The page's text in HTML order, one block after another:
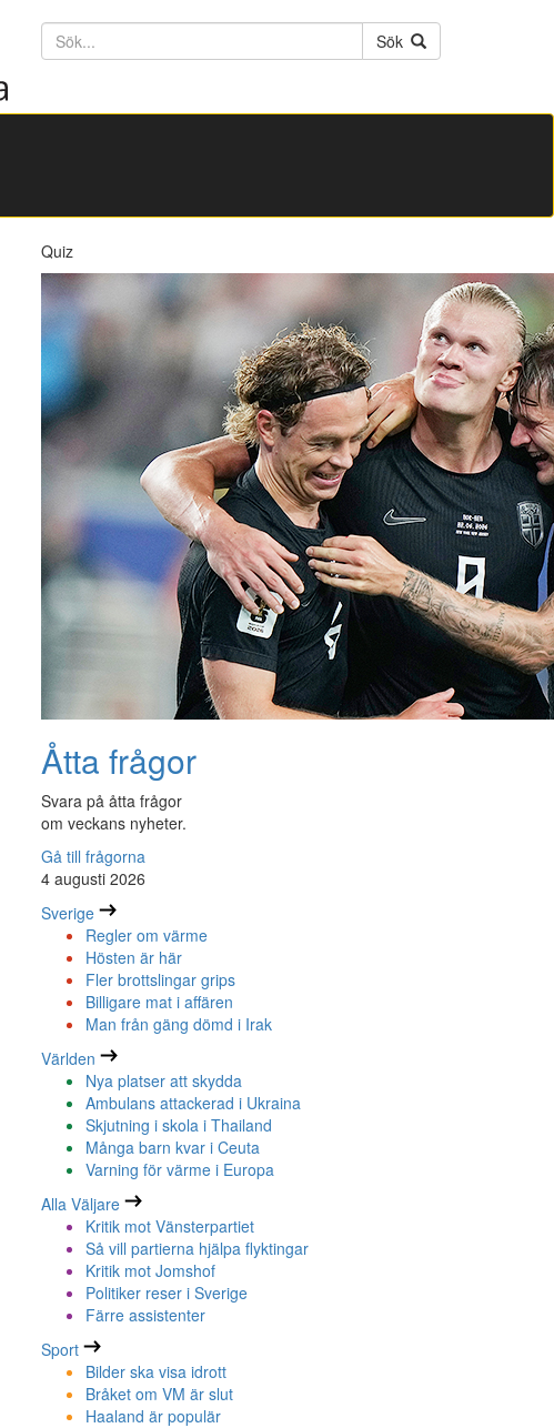
Söktext
Sök
Quiz
Åtta frågor
Svara på åtta frågor
om veckans nyheter.
Gå till frågorna
4 augusti 2026
Sverige
Regler om värme
Hösten är här
Fler brottslingar grips
Billigare mat i affären
Man från gäng dömd i Irak
Världen
Nya platser att skydda
Ambulans attackerad i Ukraina
Skjutning i skola i Thailand
Många barn kvar i Ceuta
Varning för värme i Europa
Alla Väljare
Kritik mot Vänsterpartiet
Så vill partierna hjälpa flyktingar
Kritik mot Jomshof
Politiker reser i Sverige
Färre assistenter
Sport
Bilder ska visa idrott
Bråket om VM är slut
Haaland är populär